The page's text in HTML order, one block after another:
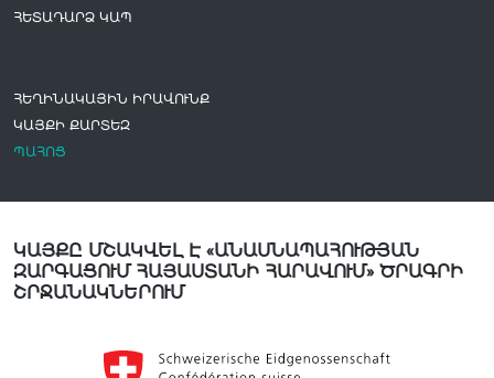
ՀԵՏԱԴԱՐՁ ԿԱՊ
ՀԵՂԻՆԱԿԱՅԻՆ ԻՐԱՎՈՒՆՔ
ԿԱՅՔԻ ՔԱՐՏԵԶ
ՊԱՀՈՑ
ԿԱՅՔԸ ՄՇԱԿՎԵԼ Է «ԱՆԱՍՆԱՊԱՀՈՒԹՅԱՆ
ԶԱՐԳԱՑՈՒՄ ՀԱՅԱՍՏԱՆԻ ՀԱՐԱՎՈՒՄ» ԾՐԱԳՐԻ
ՇՐՋԱՆԱԿՆԵՐՈՒՄ